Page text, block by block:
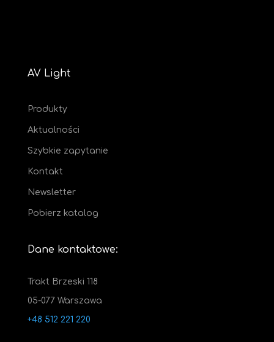
AV Light
Produkty
Aktualności
Szybkie zapytanie
Kontakt
Newsletter
Pobierz katalog
Dane kontaktowe:
Trakt Brzeski 118
05-077 Warszawa
+48 512 221 220